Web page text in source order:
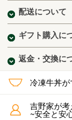
配送について
ギフト購入に
返金・交換に
冷凍牛丼
吉野家が考
~安全と安